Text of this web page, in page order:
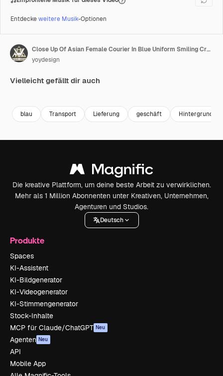
Entdeckeweitere Musik-Optionen
Close Up Of Asian Female Courier In Blue Uniform Smiling Crossing Her Arms On Green Screen Background In The Studio
yoydesign
Vielleicht gefällt dir auch
blau Transport Lieferung geschäft Hintergrund
Die kreative Plattform, um deine beste Arbeit zu verwirklichen.
Mehr als 1 Million Abonnenten unter Kreativen, Unternehmen,
Agenturen und Studios.
Deutsch
Produkte
Spaces
KI-Assistent
KI-Bildgenerator
KI-Videogenerator
KI-Stimmengenerator
Stock-Inhalte
MCP für Claude/ChatGPT Neu
Agenten Neu
API
Mobile App